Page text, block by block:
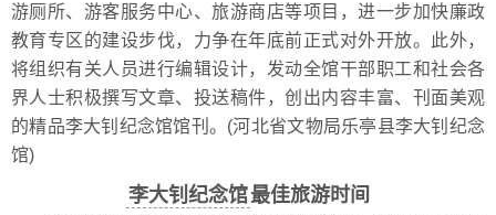
游厕所、游客服务中心、旅游商店等项目，进一步加快廉政
教育专区的建设步伐，力争在年底前正式对外开放。此外，
将组织有关人员进行编辑设计，发动全馆干部职工和社会各
界人士积极撰写文章、投送稿件，创出内容丰富、刊面美观
的精品李大钊纪念馆馆刊。(河北省文物局乐亭县李大钊纪念
馆)
李大钊纪念馆最佳旅游时间